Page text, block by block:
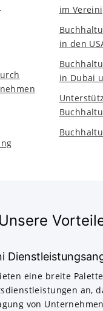
im
in den
in Dubai
Unsere
eine breite
an,
von